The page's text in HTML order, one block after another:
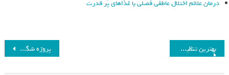
درمان علائم اختلال عاطفی فصلی با غذاهای پُر قدرت
پروژه‌ شگفت‌انگیز گوگل میزان توقف پشت چراغ قرمز را تا ۳۰ درصد کاهش می‌دهد بهترین تنظیمات برای حداکثر بازده در کارت گرافیک‌های ای‌ام‌دی